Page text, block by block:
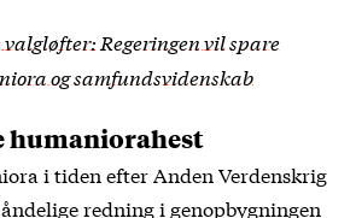
valgløfter: Regeringen vil spare
og samfundsvidenskab
humaniorahest
i tiden efter Anden Verdenskrig
redning i genopbygningen